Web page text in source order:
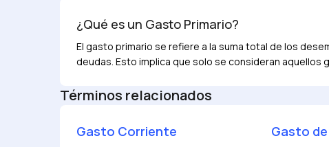
¿Qué es un Gasto Primario?
El gasto primario se refiere a la suma total de los
deudas. Esto implica que solo se consideran aquellos
Términos relacionados
Gasto Corriente Gasto